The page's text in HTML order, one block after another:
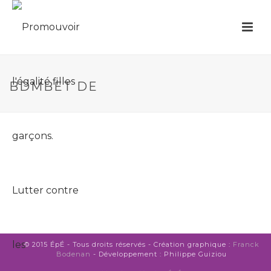
BDMBET DE
© 2015 ÉpÉ - Tous droits réservés - Création graphique : Franck
Bodenan - Développement : Philippe Guiziou